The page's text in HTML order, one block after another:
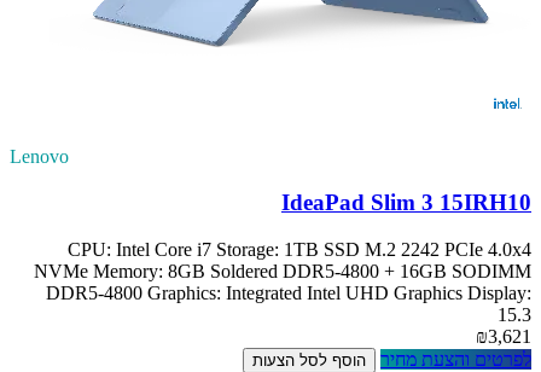
Lenovo
IdeaPad Slim 3 15IRH10
CPU: Intel Core i7 Storage: 1TB SSD M.2 2242 PCIe 4.0x4
NVMe Memory: 8GB Soldered DDR5-4800 + 16GB SODIMM
DDR5-4800 Graphics: Integrated Intel UHD Graphics Display:
15.3
₪3,621
לפרטים והצעת מחיר
הוסף לסל הצעות